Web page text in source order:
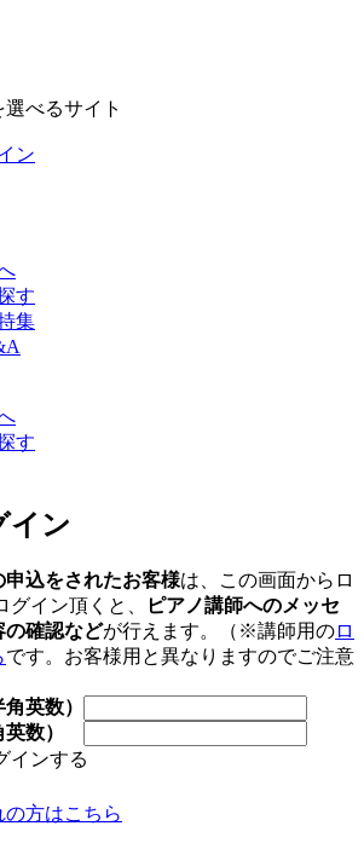
べるサイト
ン
す
集
す
イン
申込をされたお客様は、この画面からロ
イン頂くと、
ピアノ講師へのメッセ
の確認などが行えます。（※講師用のロ
です。お客様用と異なりますのでご注意
英数）
数）
インする
方はこちら